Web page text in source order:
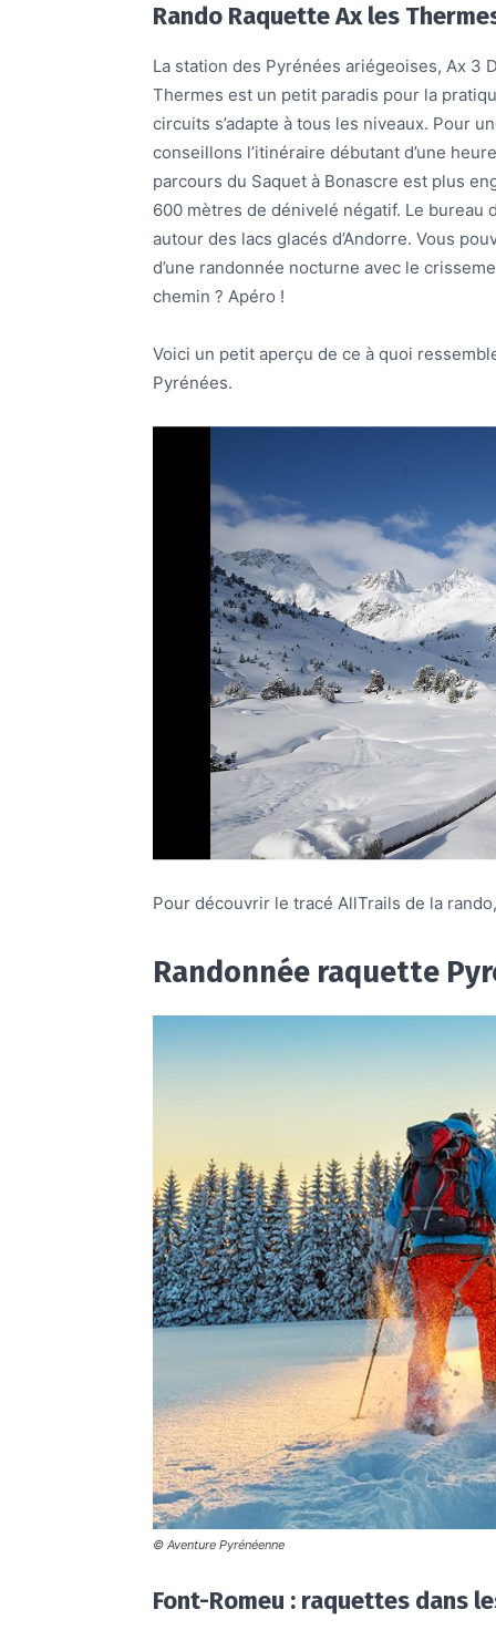
Rando Raquette Ax les
La station des Pyrénées ariégeoises, Ax 3
Thermes est un petit paradis pour la
circuits s’adapte à tous les niveaux. Pour
conseillons l’itinéraire débutant d’une
parcours du Saquet à Bonascre est plus
600 mètres de dénivelé négatif. Le bureau
autour des lacs glacés d’Andorre. Vous
d’une randonnée nocturne avec le
chemin ? Apéro !
Voici un petit aperçu de ce à quoi
Pyrénées.
Pour découvrir le tracé AllTrails de la
Randonnée raquette
© Aventure Pyrénéenne
Font-Romeu : raquettes dans